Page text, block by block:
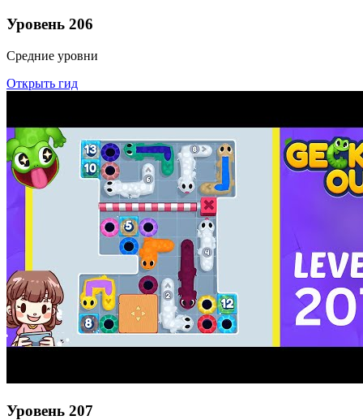
Уровень 206
Средние уровни
Открыть гид
Уровень 207